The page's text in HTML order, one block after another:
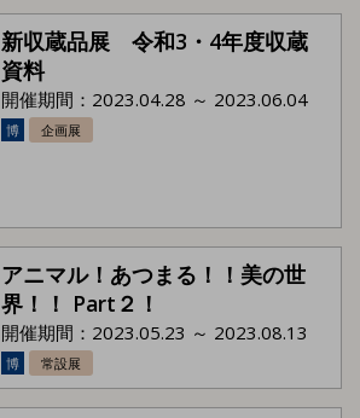
新収蔵品展 令和3・4年度収蔵
資料
開催期間：2023.04.28 ～ 2023.06.04
博 企画展
アニマル！あつまる！！美の世
界！！ Part２！
開催期間：2023.05.23 ～ 2023.08.13
博 常設展